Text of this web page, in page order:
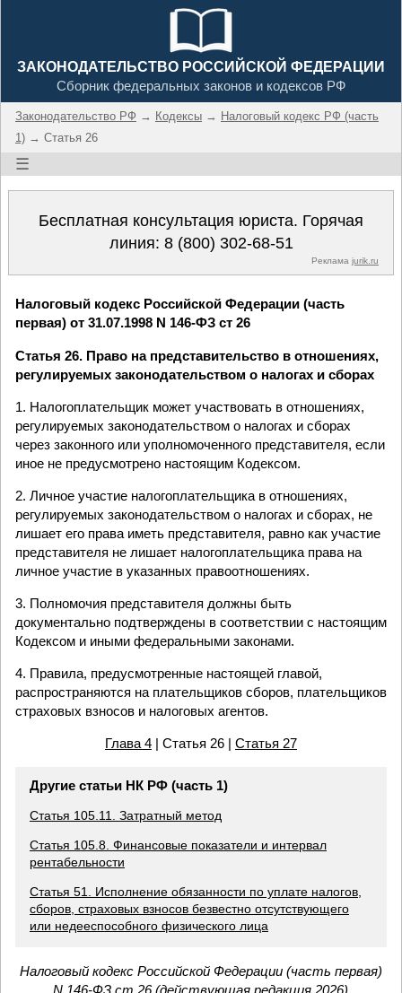
ЗАКОНОДАТЕЛЬСТВО РОССИЙСКОЙ ФЕДЕРАЦИИ
Сборник федеральных законов и кодексов РФ
Законодательство РФ → Кодексы → Налоговый кодекс РФ (часть
1) → Статья 26
☰
Бесплатная консультация юриста. Горячая
линия: 8 (800) 302-68-51
Реклама jurik.ru
Налоговый кодекс Российской Федерации (часть
первая) от 31.07.1998 N 146-ФЗ ст 26
Статья 26. Право на представительство в отношениях,
регулируемых законодательством о налогах и сборах
1. Налогоплательщик может участвовать в отношениях,
регулируемых законодательством о налогах и сборах
через законного или уполномоченного представителя, если
иное не предусмотрено настоящим Кодексом.
2. Личное участие налогоплательщика в отношениях,
регулируемых законодательством о налогах и сборах, не
лишает его права иметь представителя, равно как участие
представителя не лишает налогоплательщика права на
личное участие в указанных правоотношениях.
3. Полномочия представителя должны быть
документально подтверждены в соответствии с настоящим
Кодексом и иными федеральными законами.
4. Правила, предусмотренные настоящей главой,
распространяются на плательщиков сборов, плательщиков
страховых взносов и налоговых агентов.
Глава 4| Статья 26 | Статья 27
Другие статьи НК РФ (часть 1)
Статья 105.11. Затратный метод
Статья 105.8. Финансовые показатели и интервал
рентабельности
Статья 51. Исполнение обязанности по уплате налогов,
сборов, страховых взносов безвестно отсутствующего
или недееспособного физического лица
Налоговый кодекс Российской Федерации (часть первая)